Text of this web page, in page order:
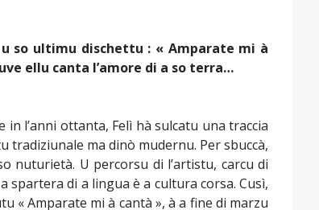
so ultimu dischettu : « Amparate mi à
ellu canta l’amore di a so terra…
l’anni ottanta, Felì hà sulcatu una traccia
tradiziunale ma dinò mudernu. Per sbuccà,
nuturietà. U percorsu di l’artistu, carcu di
spartera di a lingua è a cultura corsa. Cusì,
« Amparate mi à cantà », à a fine di marzu